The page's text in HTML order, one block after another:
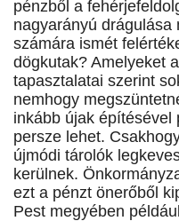
pénzből a
nagyarányú drágulása
számára ismét
dögkutak? Amelyeket
tapasztalatai szerint
nemhogy
inkább újak építésével
persze lehet.
újmódi tárolók
kerülnek.
ezt a pénzt önerőből
Pest megyében